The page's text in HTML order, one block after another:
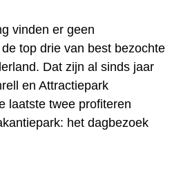
vinden er geen
top drie van best bezochte
Dat zijn al sinds jaar
en Attractiepark
laatste twee profiteren
het dagbezoek